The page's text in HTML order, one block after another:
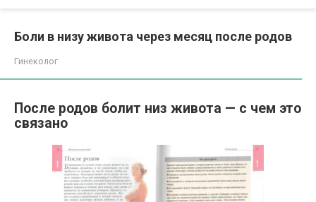
Боли в низу живота через месяц после родов
Гинеколог
После родов болит низ живота — с чем это
связано